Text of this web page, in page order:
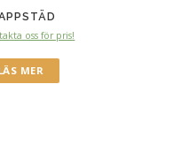
oss för pris!
MER